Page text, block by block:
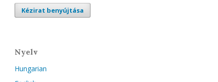
Kézirat benyújtása
Nyelv
Hungarian